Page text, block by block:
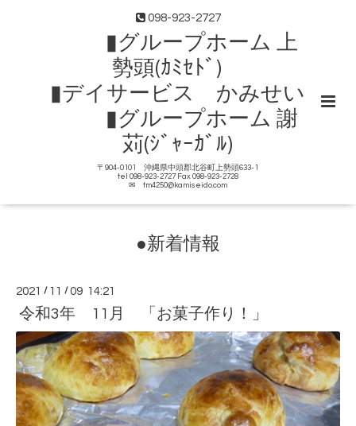
098-923-2727
▮グループホーム 上
勢頭(ｶﾐｾﾄﾞ)
▮デイサービス かみせい
▮グループホーム 謝
苅(ｼﾞｬｰｶﾞﾙ)
〒904-0101 沖縄県中頭郡北谷町上勢頭633-1
tel 098-923-2727 Fax 098-923-2728
✉ tm4250@kamiseido.com
●新着情報
2021 / 11 /09 14:21
令和3年 11月 「お菓子作り！」